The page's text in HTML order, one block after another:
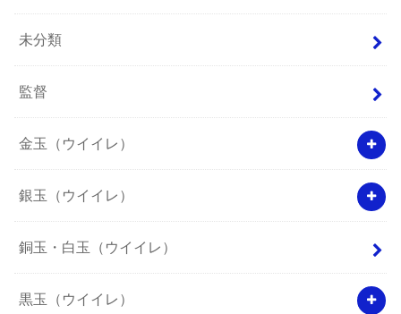
未分類
監督
金玉（ウイイレ）
銀玉（ウイイレ）
銅玉・白玉（ウイイレ）
黒玉（ウイイレ）